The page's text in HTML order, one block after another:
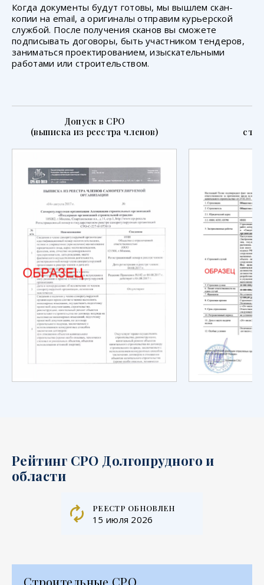
Когда документы будут готовы, мы вышлем скан-
копии на email, а оригиналы отправим курьерской
службой. После получения сканов вы сможете
подписывать договоры, быть участником тендеров,
заниматься проектированием, изыскательными
работами или строительством.
Допуск в СРО
(выписка из реестра членов)
Рейтинг СРО Долгопрудного и
области
реестр обновлен
15 июля 2026
Строительные СРО